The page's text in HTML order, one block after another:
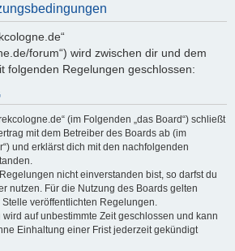
forum“) wird zwischen dir und dem
folgenden Regelungen geschlossen:
(im Folgenden „das Board“) schließt
mit dem Betreiber des Boards ab (im
und erklärst dich mit den nachfolgenden
nicht einverstanden bist, so darfst du
nutzen. Für die Nutzung des Boards gelten
veröffentlichten Regelungen.
wird auf unbestimmte Zeit geschlossen und kann
Einhaltung einer Frist jederzeit gekündigt